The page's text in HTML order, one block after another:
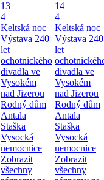
13
4
Keltská noc
Výstava 240
let
ochotnického
divadla ve
Vysokém
nad Jizerou
Rodný dům
Antala
Staška
Vysocká
nemocnice
Zobrazit
všechny
14
4
Keltská noc
Výstava 240
let
divadla ve
Vysokém
nad Jizerou
Rodný dům
Antala
Staška
Vysocká
nemocnice
Zobrazit
všechny